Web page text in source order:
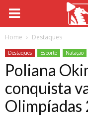
Home Destaques
Destaques Esporte Natação
Poliana
conquista
Olimpíadas